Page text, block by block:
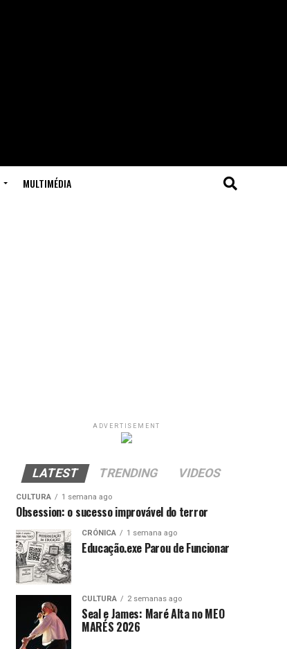
MULTIMÉDIA
ADVERTISEMENT
LATEST TRENDING VIDEOS
CULTURA 1 semana ago
Obsession: o sucesso improvável do terror
CRÓNICA 1 semana ago
Educação.exe Parou de Funcionar
CULTURA 2 semanas ago
Seal e James: Maré Alta no MEO
MARÉS 2026